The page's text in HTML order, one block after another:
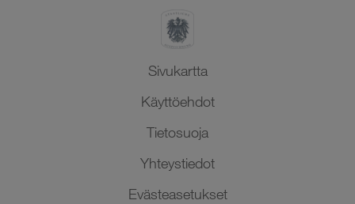
Sivukartta
Käyttöehdot
Tietosuoja
Yhteystiedot
Evästeasetukset